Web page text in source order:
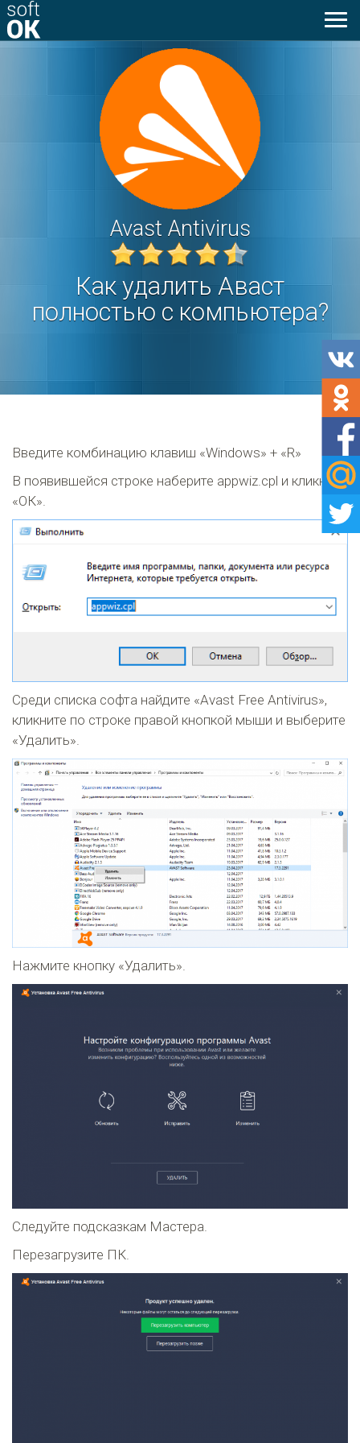
Avast Antivirus
Как удалить Аваст
полностью с компьютера?
Введите комбинацию клавиш «Windows» + «R»
В появившейся строке наберите appwiz.cpl и кликните
«ОК».
Среди списка софта найдите «Avast Free Antivirus»,
кликните по строке правой кнопкой мыши и выберите
«Удалить».
Нажмите кнопку «Удалить».
Следуйте подсказкам Мастера.
Перезагрузите ПК.